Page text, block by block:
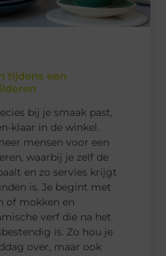
tijdens een
bij je smaak past,
klaar in de winkel.
mensen voor een
waarbij je zelf de
en zo servies krijgt
is. Je begint met
of mokken en
verf die na het
is. Zo hou je
over, maar ook